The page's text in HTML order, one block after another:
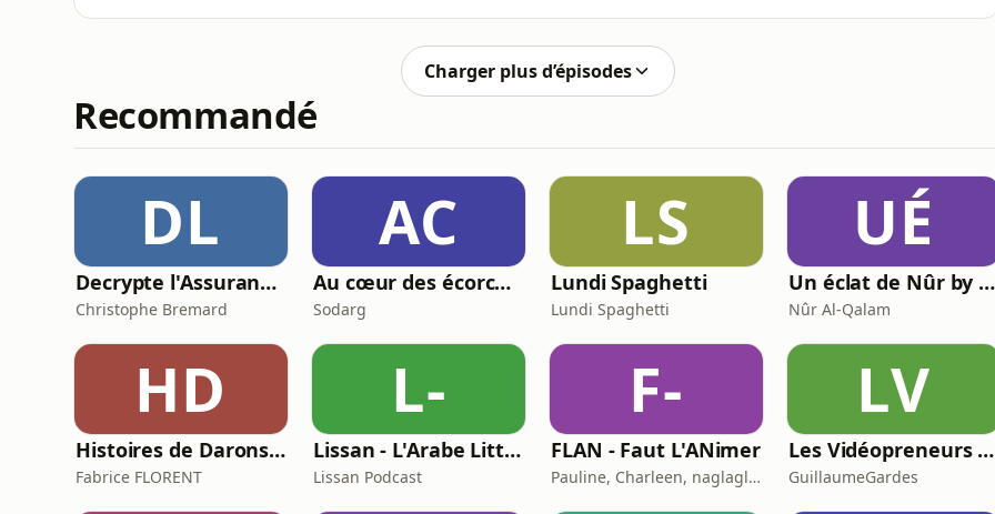
Charger plus d’épisodes
Recommandé
DL
Decrypte l'Assurance : Le Podcast qui rend l'assurance (Presque) sexy
Christophe Bremard
AC
Au cœur des écorchés
Sodarg
LS
Lundi Spaghetti
Lundi Spaghetti
UÉ
Un éclat de Nûr by Nûr Al-Qalam
Nûr Al-Qalam
HD
Histoires de Darons (des pères qui parlent de paternité)
Fabrice FLORENT
L-
Lissan - L'Arabe Littéraire au Quotidien
Lissan Podcast
F-
FLAN - Faut L'ANimer
Pauline, Charleen, naglaglasson, Élabète
LV
Les Vidéopreneurs - Le Podcast des vidéastes entrepreneurs.
GuillaumeGardes